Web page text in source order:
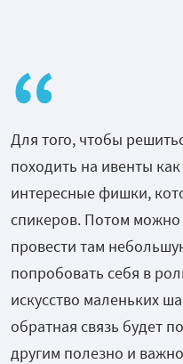
Для того, чтобы
походить на ивенты
интересные фишки,
спикеров. Потом
провести там
попробовать себя в
искусство маленьких
обратная связь будет
другим полезно и